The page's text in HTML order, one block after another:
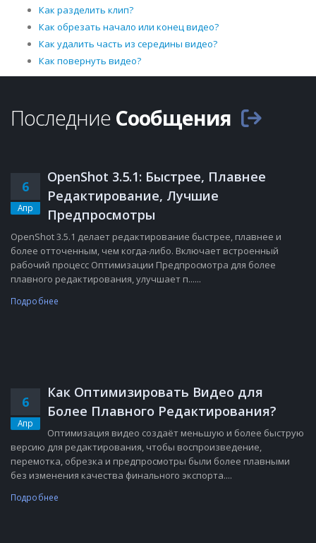
Как разделить клип?
Как обрезать начало или конец видео?
Как удалить часть из середины видео?
Как повернуть видео?
Последние Сообщения
6
Апр
OpenShot 3.5.1: Быстрее, Плавнее
Редактирование, Лучшие
Предпросмотры
OpenShot 3.5.1 делает редактирование быстрее, плавнее и
более отточенным, чем когда-либо. Включает встроенный
рабочий процесс Оптимизации Предпросмотра для более
плавного редактирования, улучшает п......
Подробнее
6
Апр
Как Оптимизировать Видео для
Более Плавного Редактирования?
Оптимизация видео создаёт меньшую и более быструю
версию для редактирования, чтобы воспроизведение,
перемотка, обрезка и предпросмотры были более плавными
без изменения качества финального экспорта....
Подробнее